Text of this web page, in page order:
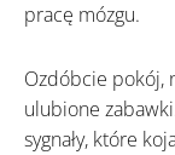
pracę mózgu.
Ozdóbcie pokój,
ulubione
sygnały, które